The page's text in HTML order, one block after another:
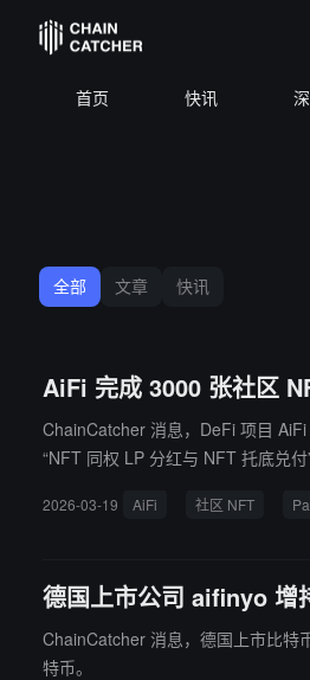
首页 快讯
全部 文章 快讯
AiFi 完成 3000 张社区
ChainCatcher 消息，DeFi 项目 AiFi 宣布
“NFT 同权 LP 分红与 NFT 托底兑
期分红的正向循环。
2026-03-19 AiFi 社区 NFT
德国上市公司 aifinyo 增
ChainCatcher 消息，德国上市比特
特币。